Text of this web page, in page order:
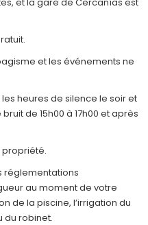
et les événements ne
heures de silence le soir et
de 15h00 à 17h00 et après
propriété.
réglementations
au moment de votre
de la piscine, l’irrigation du
du robinet.